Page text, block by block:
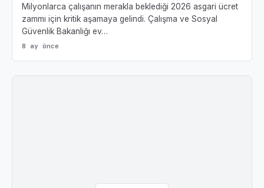
Milyonlarca çalışanın merakla beklediği 2026 asgari ücret
zammı için kritik aşamaya gelindi. Çalışma ve Sosyal
Güvenlik Bakanlığı ev…
8 ay önce